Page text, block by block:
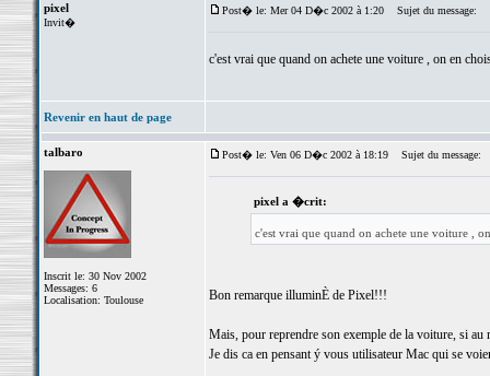
pixel
Invit�
Post� le: Mer 04 D�c 2002 à 1:20 Sujet du message:
c'est vrai que quand on achete une voiture , on en
Revenir en haut de page
talbaro
Inscrit le: 30 Nov 2002
Messages: 6
Localisation: Toulouse
Post� le: Ven 06 D�c 2002 à 18:19 Sujet du message:
pixel a �crit:
c'est vrai que quand on achete une voiture ,
Bon remarque illuminÈ de Pixel!!!
Mais, pour reprendre son exemple de la voiture, si au
Je dis ca en pensant ý vous utilisateur Mac qui se